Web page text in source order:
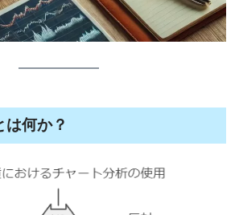
は何か？